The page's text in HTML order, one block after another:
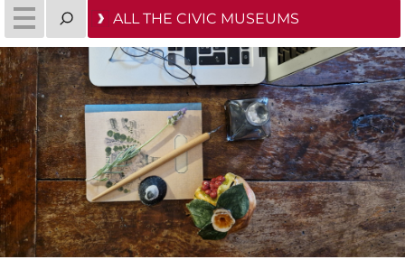
ALL THE CIVIC MUSEUMS